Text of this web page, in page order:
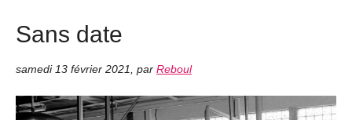
Sans date
samedi 13 février 2021 par Reboul